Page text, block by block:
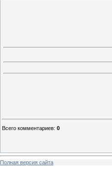
Всего комментариев: 0
Полная версия сайта